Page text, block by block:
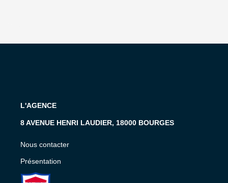
L'AGENCE
8 AVENUE HENRI LAUDIER, 18000 BOURGES
Nous contacter
Présentation